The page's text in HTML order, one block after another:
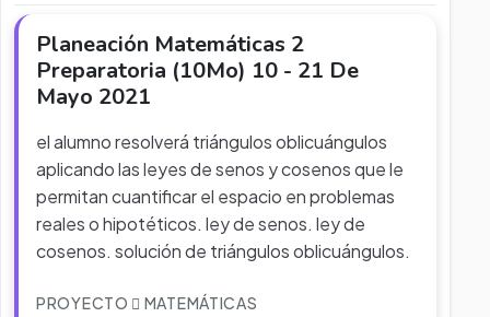
Planeación Matemáticas 2
Preparatoria (10Mo) 10 - 21 De
Mayo 2021
el alumno resolverá triángulos oblicuángulos
aplicando las leyes de senos y cosenos que le
permitan cuantificar el espacio en problemas
reales o hipotéticos. ley de senos. ley de
cosenos. solución de triángulos oblicuángulos.
PROYECTO MATEMÁTICAS